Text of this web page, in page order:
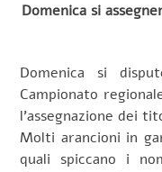
Domenica si
Domenica si
Campionato
l’assegnazione dei
Molti arancioni in
quali spiccano i